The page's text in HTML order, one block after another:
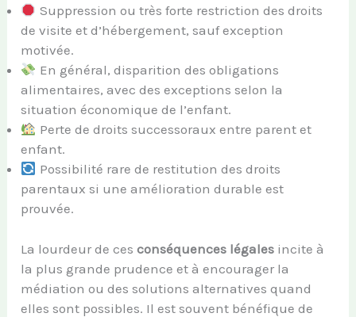
Suppression ou très forte restriction des droits
de visite et d’hébergement, sauf exception
motivée.
En général, disparition des obligations
alimentaires, avec des exceptions selon la
situation économique de l’enfant.
Perte de droits successoraux entre parent et
enfant.
Possibilité rare de restitution des droits
parentaux si une amélioration durable est
prouvée.
La lourdeur de cesconséquences légales incite à
la plus grande prudence et à encourager la
médiation ou des solutions alternatives quand
elles sont possibles. Il est souvent bénéfique de